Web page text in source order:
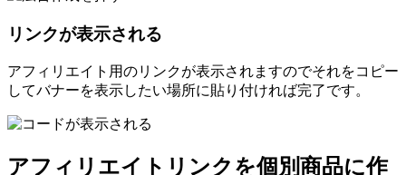
リンクが表示される
アフィリエイト用のリンクが表示されますのでそれをコピー
してバナーを表示したい場所に貼り付ければ完了です。
アフィリエイトリンクを個別商品に作